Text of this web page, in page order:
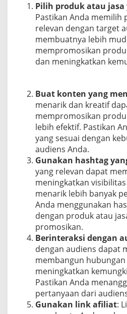
Pilih produk atau jasa
Pastikan Anda memilih
relevan dengan target
membuatnya lebih
mempromosikan
dan meningkatkan
Buat konten yang
menarik dan kreatif
mempromosikan
lebih efektif. Pastikan
yang sesuai dengan
audiens Anda.
Gunakan hashtag
yang relevan dapat
meningkatkan
menarik lebih banyak
Anda menggunakan
dengan produk atau
promosikan.
Berinteraksi dengan
dengan audiens dapat
membangun
meningkatkan
Pastikan Anda
pertanyaan dari
Gunakan link afiliat: